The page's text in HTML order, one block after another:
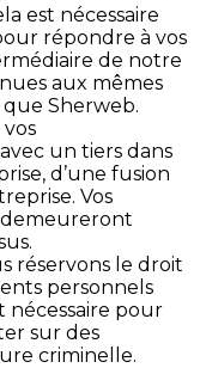
est nécessaire
répondre à vos
de notre
aux mêmes
Sherweb.
un tiers dans
d’une fusion
Vos
demeureront
réservons le droit
personnels
nécessaire pour
sur des
criminelle.